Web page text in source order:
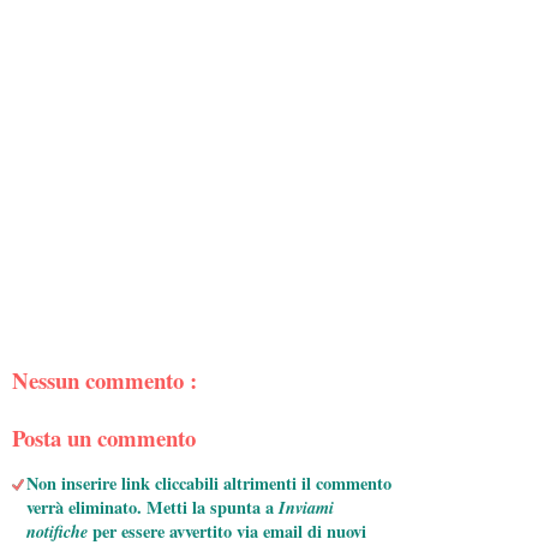
Nessun commento :
Posta un commento
Non inserire link cliccabili altrimenti il commento
verrà eliminato. Metti la spunta aInviami
notificheper essere avvertito via email di nuovi